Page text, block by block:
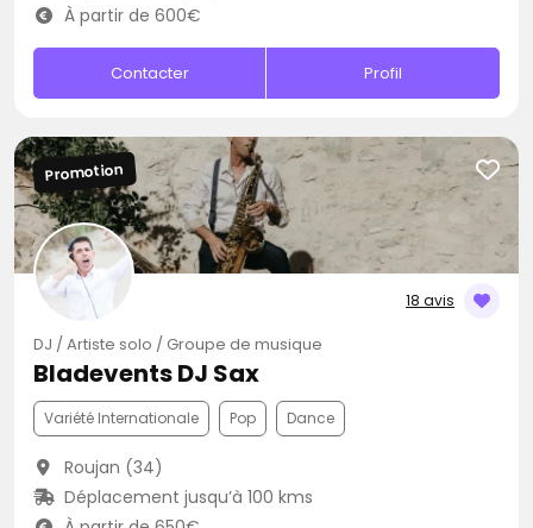
À partir de 600€
Contacter Profil
18 avis
Promotion
DJ / Artiste solo / Groupe de musique
Bladevents DJ Sax
Variété Internationale Pop Dance
Roujan (34)
Déplacement jusqu’à 100 kms